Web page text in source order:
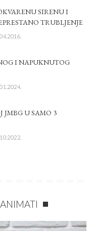
SIRENU I
TRUBLJENJE
I NAPUKNUTOG
JMBG U SAMO 3